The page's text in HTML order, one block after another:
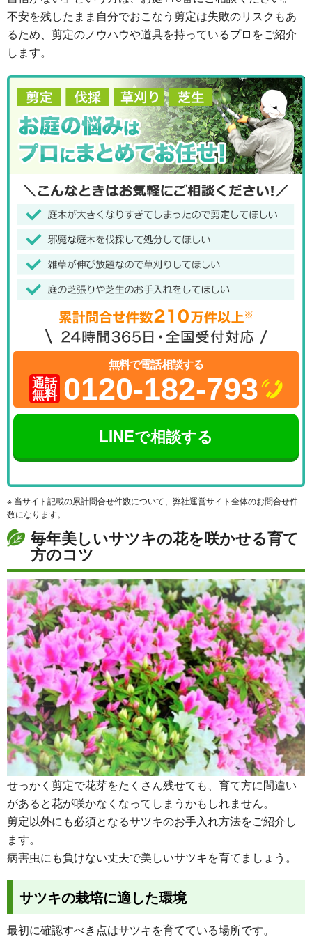
不安を残したまま自分でおこなう剪定は失敗のリスクもあ
るため、剪定のノウハウや道具を持っているプロをご紹介
します。
無料で電話相談する
通話
無料 0120-182-793
LINEで相談する
※ 当サイト記載の累計問合せ件数について、弊社運営サイト全体のお問合せ件
数になります。
毎年美しいサツキの花を咲かせる育て
方のコツ
せっかく剪定で花芽をたくさん残せても、育て方に間違い
があると花が咲かなくなってしまうかもしれません。
剪定以外にも必須となるサツキのお手入れ方法をご紹介し
ます。
病害虫にも負けない丈夫で美しいサツキを育てましょう。
サツキの栽培に適した環境
最初に確認すべき点はサツキを育てている場所です。